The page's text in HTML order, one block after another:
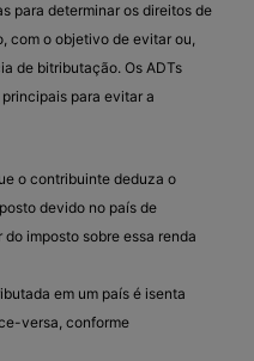
para determinar os direitos de
com o objetivo de evitar ou,
de bitributação. Os ADTs
para evitar a
o contribuinte deduza o
devido no país de
imposto sobre essa renda
em um país é isenta
versa, conforme